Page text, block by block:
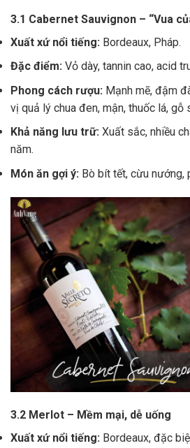
3.1 Cabernet Sauvignon – “Vua
Xuất xứ nổi tiếng: Bordeaux, Pháp.
Đặc điểm: Vỏ dày, tannin cao, acid
Phong cách rượu: Mạnh mẽ, đậm
vị quả lý chua đen, mận, thuốc lá, gỗ
Khả năng lưu trữ: Xuất sắc, nhiều
năm.
Món ăn gợi ý: Bò bít tết, cừu nướng,
3.2 Merlot – Mềm mại, dễ uống
Xuất xứ nổi tiếng: Bordeaux, đặc